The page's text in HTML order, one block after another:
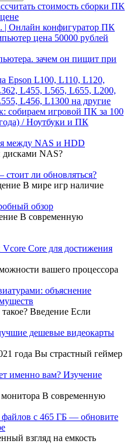
стоимость сборки ПК
| Онлайн конфигуратор ПК
цена 50000 рублей
зачем он пищит при
Epson L100, L110, L120,
L455, L565, L655, L200,
L456, L1300 на другие
собираем игровой ПК за 100
/ Ноутбуки и ПК
между NAS и HDD
NAS?
ли обновляться?
В мире игр наличие
обзор
В современную
Vcore Core для достижения
вашего процессора
объяснение
Введение Если
дешевые видеокарты
года Вы страстный геймер
именно вам? Изучение
В современную
файлов с 465 ГБ — обновите
взгляд на емкость